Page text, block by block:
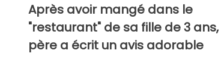
Après avoir mangé dans le
"restaurant" de sa fille de 3
père a écrit un avis adorable